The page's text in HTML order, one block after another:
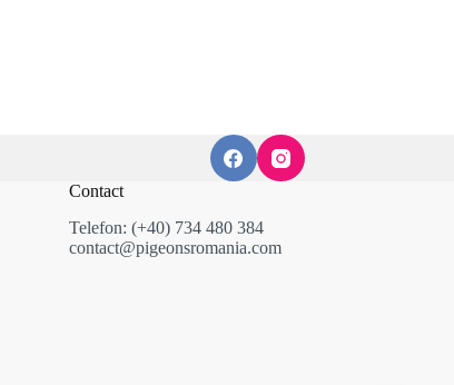
Contact
Telefon: (+40) 734 480 384
contact@pigeonsromania.com